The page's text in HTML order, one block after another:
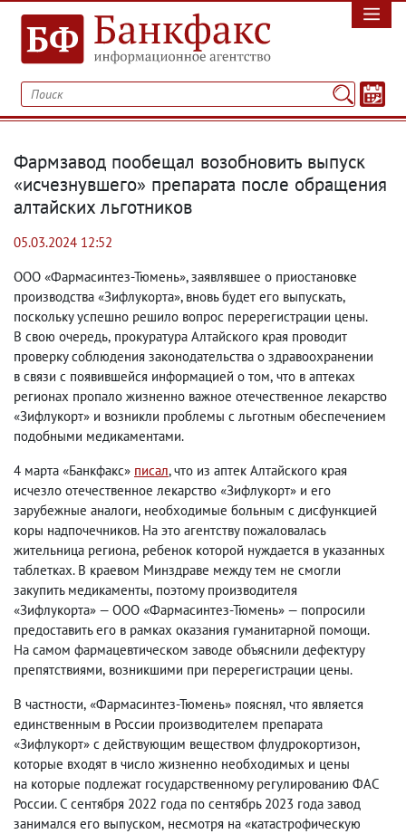
Фармзавод пообещал возобновить выпуск
«исчезнувшего» препарата после обращения
алтайских льготников
05.03.2024 12:52
ООО «Фармасинтез-Тюмень», заявлявшее о приостановке
производства «Зифлукорта», вновь будет его выпускать,
поскольку успешно решило вопрос перерегистрации цены.
В свою очередь, прокуратура Алтайского края проводит
проверку соблюдения законодательства о здравоохранении
в связи с появившейся информацией о том, что в аптеках
регионах пропало жизненно важное отечественное лекарство
«Зифлукорт» и возникли проблемы с льготным обеспечением
подобными медикаментами.
4 марта «Банкфакс» писал, что из аптек Алтайского края
исчезло отечественное лекарство «Зифлукорт» и его
зарубежные аналоги, необходимые больным с дисфункцией
коры надпочечников. На это агентству пожаловалась
жительница региона, ребенок которой нуждается в указанных
таблетках. В краевом Минздраве между тем не смогли
закупить медикаменты, поэтому производителя
«Зифлукорта» — ООО «Фармасинтез-Тюмень» — попросили
предоставить его в рамках оказания гуманитарной помощи.
На самом фармацевтическом заводе объяснили дефектуру
препятствиями, возникшими при перерегистрации цены.
В частности, «Фармасинтез-Тюмень» пояснял, что является
единственным в России производителем препарата
«Зифлукорт» с действующим веществом флудрокортизон,
которые входят в число жизненно необходимых и цены
на которые подлежат государственному регулированию ФАС
России. С сентября 2022 года по сентябрь 2023 года завод
занимался его выпуском, несмотря на «катастрофическую